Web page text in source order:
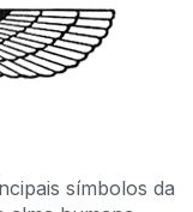
símbolos da